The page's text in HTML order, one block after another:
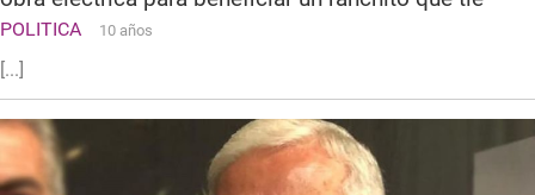
POLITICA 10 años
[...]